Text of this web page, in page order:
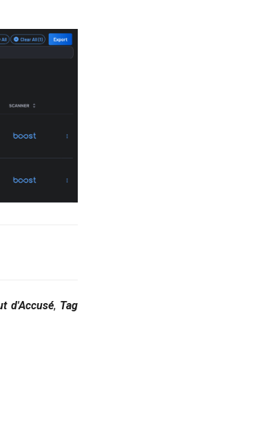
d'Accusé, Tag